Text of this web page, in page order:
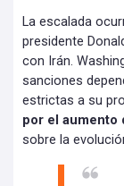
La escalada
presidente
con Irán.
sanciones
estrictas a su
por el aumento
sobre la